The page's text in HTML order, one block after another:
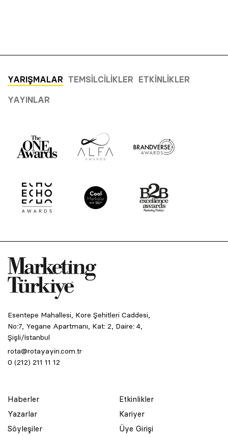
YARIŞMALAR TEMSILCILIKLER ETKINLIKLER
YAYINLAR
Esentepe Mahallesi, Kore Şehitleri Caddesi,
No:7, Yegane Apartmanı, Kat: 2, Daire: 4,
Şişli/İstanbul
rota@rotayayin.com.tr
0 (212) 211 11 12
Haberler
Yazarlar
Söyleşiler
Etkinlikler
Kariyer
Üye Girişi